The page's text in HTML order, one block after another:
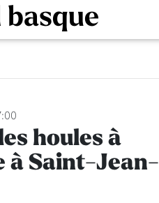
houles à
à Saint-Jean-